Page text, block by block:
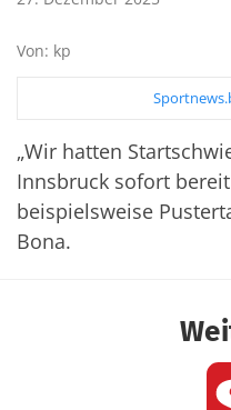
Von: kp
„Wir hatten
Innsbruck sofort
beispielsweise
Bona.